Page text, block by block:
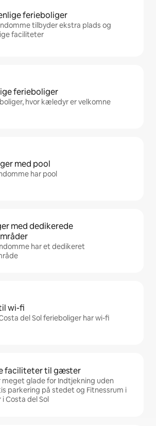
ferieboliger
tilbyder ekstra plads og
faciliteter
ferieboliger
boliger, hvor kæledyr er velkomne
med pool
har pool
med dedikerede
har et dedikeret
wi-fi
del Sol ferieboliger har wi-fi
faciliteter til gæster
glade for Indtjekning uden
parkering på stedet og Fitnessrum i
Costa del Sol